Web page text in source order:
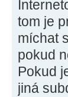
tom je
míchat
pokud
Pokud
jiná